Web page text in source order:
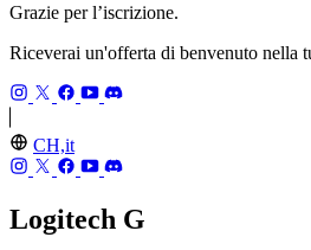
Grazie per l’iscrizione.
Riceverai un'offerta di benvenuto nella
CH,it
Logitech G